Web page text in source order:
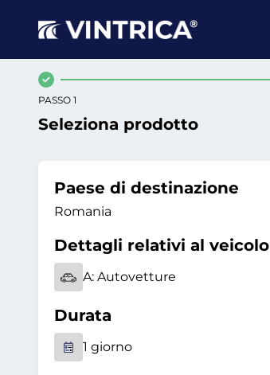
PASSO 1
Seleziona prodotto
Paese di destinazione
Romania
Dettagli relativi al veicolo
A: Autovetture
Durata
1 giorno